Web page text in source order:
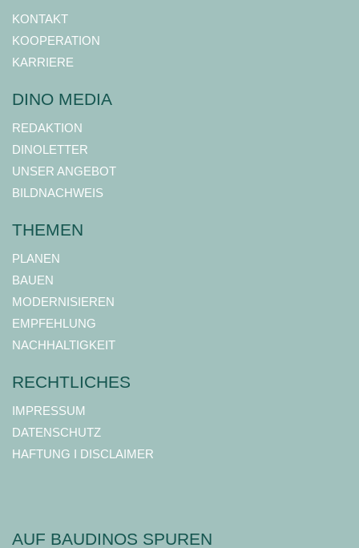
KONTAKT
KOOPERATION
KARRIERE
DINO MEDIA
REDAKTION
DINOLETTER
UNSER ANGEBOT
BILDNACHWEIS
THEMEN
PLANEN
BAUEN
MODERNISIEREN
EMPFEHLUNG
NACHHALTIGKEIT
RECHTLICHES
IMPRESSUM
DATENSCHUTZ
HAFTUNG I DISCLAIMER
AUF BAUDINOS SPUREN